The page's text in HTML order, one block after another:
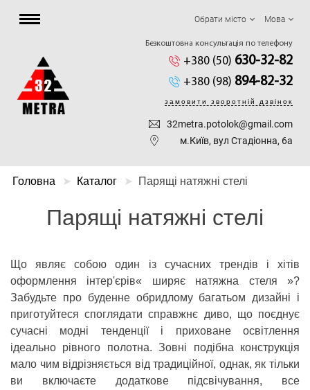
Обрати місто Мова
Безкоштовна консультація по телефону
+380 (50) 630-32-82
+380 (98) 894-82-32
замовити зворотній дзвінок
32metra.potolok@gmail.com
м.Київ, вул Стадіонна, 6а
Головна Каталог Парящі натяжні стелі
Парящі натяжні стелі
Що являє собою один із сучасних трендів і хітів
оформлення інтер'єрів« ширяє натяжна стеля »?
Забудьте про буденне обридлому багатьом дизайні і
приготуйтеся споглядати справжнє диво, що поєднує
сучасні модні тенденції і приховане освітлення
ідеально рівного полотна. Зовні подібна конструкція
мало чим відрізняється від традиційної, однак, як тільки
ви включаєте додаткове підсвічування, все